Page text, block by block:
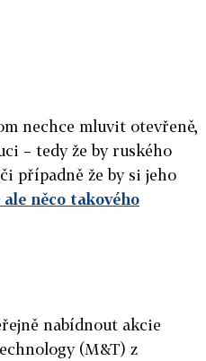
nechce mluvit otevřeně,
– tedy že by ruského
případně že by si jeho
ale něco takového
nabídnout akcie
(M&T) z